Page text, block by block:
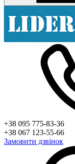
+38 095 775-83-36
+38 067 123-55-66
Замовити дзвінок